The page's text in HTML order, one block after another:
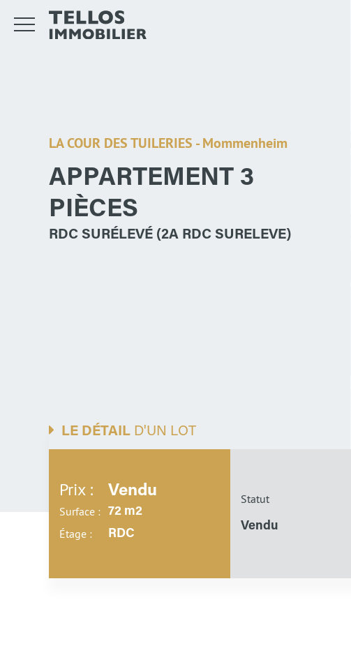
LA COUR DES TUILERIES - Mommenheim
APPARTEMENT 3
PIÈCES
RDC SURÉLEVÉ (2A RDC SURELEVE)
LE DÉTAIL D'UN LOT
Prix : Vendu
Surface : 72 m2
Étage : RDC
Statut
Vendu